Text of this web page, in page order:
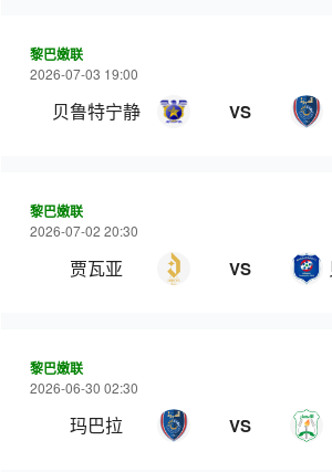
黎巴嫩联
2026-07-03 19:00
贝鲁特宁静 VS
黎巴嫩联
2026-07-02 20:30
贾瓦亚 VS
黎巴嫩联
2026-06-30 02:30
玛巴拉 VS